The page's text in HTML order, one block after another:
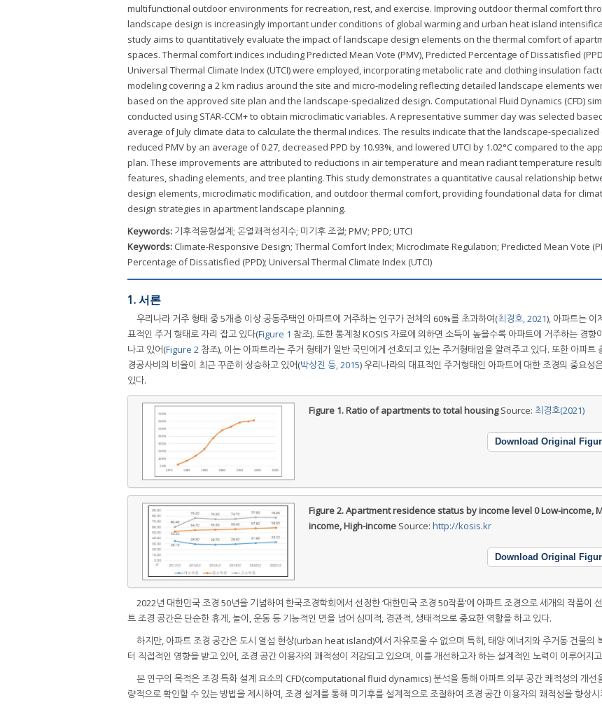
multifunctional outdoor environments for recreation, rest, and exercise. Improving outdoor thermal comfort
landscape design is increasingly important under conditions of global warming and urban heat island
study aims to quantitatively evaluate the impact of landscape design elements on the thermal comfort of
spaces. Thermal comfort indices including Predicted Mean Vote (PMV), Predicted Percentage of Dissatisfied
Universal Thermal Climate Index (UTCI) were employed, incorporating metabolic rate and clothing insulation
modeling covering a 2 km radius around the site and micro-modeling reflecting detailed landscape elements
based on the approved site plan and the landscape-specialized design. Computational Fluid Dynamics (CFD)
conducted using STAR-CCM+ to obtain microclimatic variables. A representative summer day was selected
average of July climate data to calculate the thermal indices. The results indicate that the landscape-specialized
reduced PMV by an average of 0.27, decreased PPD by 10.93%, and lowered UTCI by 1.02°C compared to the
plan. These improvements are attributed to reductions in air temperature and mean radiant temperature
features, shading elements, and tree planting. This study demonstrates a quantitative causal relationship
design elements, microclimatic modification, and outdoor thermal comfort, providing foundational data for
design strategies in apartment landscape planning.
Keywords: 기후적응형설계; 온열쾌적성지수; 미기후 조절; PMV; PPD; UTCI
Keywords: Climate-Responsive Design; Thermal Comfort Index; Microclimate Regulation; Predicted Mean Vote
Percentage of Dissatisfied (PPD); Universal Thermal Climate Index (UTCI)
1. 서론
우리나라 거주 형태 중 5개층 이상 공동주택인 아파트에 거주하는 인구가 전체의 60%를 초과하여(최경호, 2021), 아파트는 이
표적인 주거 형태로 자리 잡고 있다(Figure 1 참조). 또한 통계청 KOSIS 자료에 의하면 소득이 높을수록 아파트에 거주하는 경향
나고 있어(Figure 2 참조), 이는 아파트라는 주거 형태가 일반 국민에게 선호되고 있는 주거형태임을 알려주고 있다. 또한 아파트
경공사비의 비율이 최근 꾸준히 상승하고 있어(박상진 등, 2015) 우리나라의 대표적인 주거형태인 아파트에 대한 조경의 중요성
있다.
Figure 1.Ratio of apartments to total housingSource: 최경호(2021)
Download Original
Figure 2.Apartment residence status by income level 0 Low-income,
income, High-income Source: http://kosis.kr
Download Original
2022년 대한민국 조경 50년을 기념하여 한국조경학회에서 선정한 ‘대한민국 조경 50작품’에 아파트 조경으로 세개의 작품이
트 조경 공간은 단순한 휴게, 놀이, 운동 등 기능적인 면을 넘어 심미적, 경관적, 생태적으로 중요한 역할을 하고 있다.
하지만, 아파트 조경 공간은 도시 열섬 현상(urban heat island)에서 자유로울 수 없으며 특히, 태양 에너지와 주거동 건물의
터 직접적인 영향을 받고 있어, 조경 공간 이용자의 쾌적성이 저감되고 있으며, 이를 개선하고자 하는 설계적인 노력이 이루어지
본 연구의 목적은 조경 특화 설계 요소의 CFD(computational fluid dynamics) 분석을 통해 아파트 외부 공간 쾌적성의 개선
량적으로 확인할 수 있는 방법을 제시하여, 조경 설계를 통해 미기후를 설계적으로 조절하여 조경 공간 이용자의 쾌적성을 향상